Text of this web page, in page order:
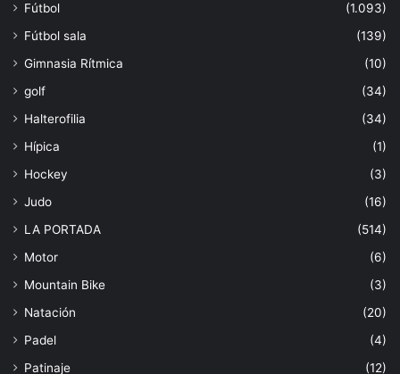
Fútbol
(1.093)
Fútbol sala
(139)
Gimnasia Rítmica
(10)
golf
(34)
Halterofilia
(34)
Hípica
(1)
Hockey
(3)
Judo
(16)
LA PORTADA
(514)
Motor
(6)
Mountain Bike
(3)
Natación
(20)
Padel
(4)
Patinaje
(12)